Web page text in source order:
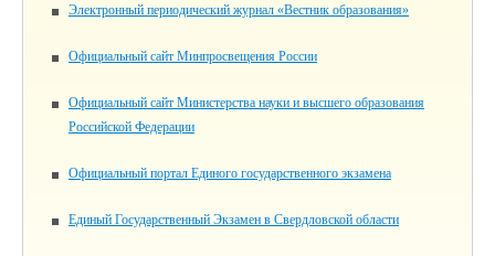
Электронный периодический журнал «Вестник образования»
Официальный сайт Минпросвещения России
Официальный сайт Министерства науки и высшего образования
Российской Федерации
Официальный портал Единого государственного экзамена
Единый Государственный Экзамен в Свердловской области